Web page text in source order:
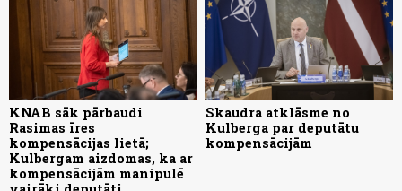
KNAB sāk pārbaudi
Rasimas īres
kompensācijas lietā;
Kulbergam aizdomas, ka ar
kompensācijām manipulē
Skaudra atklāsme no
Kulberga par deputātu
kompensācijām